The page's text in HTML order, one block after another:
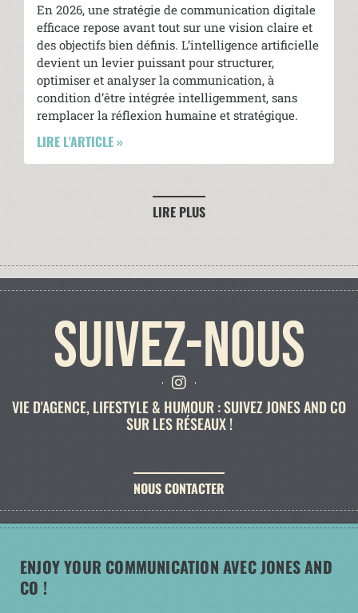
En 2026, une stratégie de communication digitale
efficace repose avant tout sur une vision claire et
des objectifs bien définis. L’intelligence artificielle
devient un levier puissant pour structurer,
optimiser et analyser la communication, à
condition d’être intégrée intelligemment, sans
remplacer la réflexion humaine et stratégique.
LIRE L'ARTICLE »
LIRE PLUS
SUIVEZ-NOUS
VIE D'AGENCE, LIFESTYLE & HUMOUR : SUIVEZ JONES AND CO
SUR LES RÉSEAUX !
NOUS CONTACTER
ENJOY YOUR COMMUNICATION AVEC JONES AND
CO !